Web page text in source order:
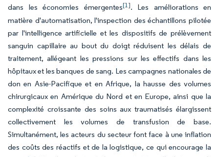
dans les économies émergentes[1]. Les améliorations en
matière d'automatisation, l'inspection des échantillons pilotée
par l'intelligence artificielle et les dispositifs de prélèvement
sanguin capillaire au bout du doigt réduisent les délais de
traitement, allégeant les pressions sur les effectifs dans les
hôpitaux et les banques de sang. Les campagnes nationales de
don en Asie-Pacifique et en Afrique, la hausse des volumes
chirurgicaux en Amérique du Nord et en Europe, ainsi que la
complexité croissante des soins aux traumatisés élargissent
collectivement les volumes de transfusion de base.
Simultanément, les acteurs du secteur font face à une inflation
des coûts des réactifs et de la logistique, ce qui encourage la